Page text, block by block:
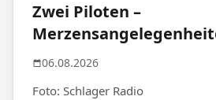
Zwei Piloten –
06.08.2026
Foto: Schlager Radio